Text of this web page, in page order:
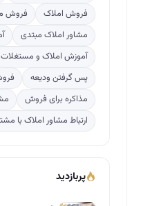
فروش املاک
فروش
مشاور املاک مبتدی
آموزش املاک و مستغلات
پس گرفتن ودیعه
مذاکره برای فروش
ارتباط مشاور املاک با
پربازدید